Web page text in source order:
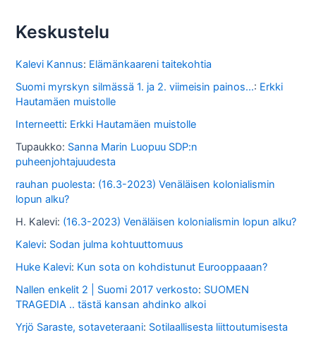
s
o
s
s
a
Keskustelu
Kalevi Kannus: Elämänkaareni taitekohtia
Suomi myrskyn silmässä 1. ja 2. viimeisin painos...: Erkki
Hautamäen muistolle
Interneetti: Erkki Hautamäen muistolle
Tupaukko: Sanna Marin Luopuu SDP:n
puheenjohtajuudesta
rauhan puolesta: (16.3-2023) Venäläisen kolonialismin
lopun alku?
H. Kalevi: (16.3-2023) Venäläisen kolonialismin lopun alku?
Kalevi: Sodan julma kohtuuttomuus
Huke Kalevi: Kun sota on kohdistunut Eurooppaaan?
Nallen enkelit 2 | Suomi 2017 verkosto: SUOMEN
TRAGEDIA .. tästä kansan ahdinko alkoi
Yrjö Saraste, sotaveteraani: Sotilaallisesta liittoutumisesta